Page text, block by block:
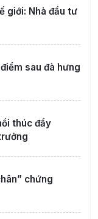
giới: Nhà đầu tư
sau đà hưng
thúc đẩy
chứng